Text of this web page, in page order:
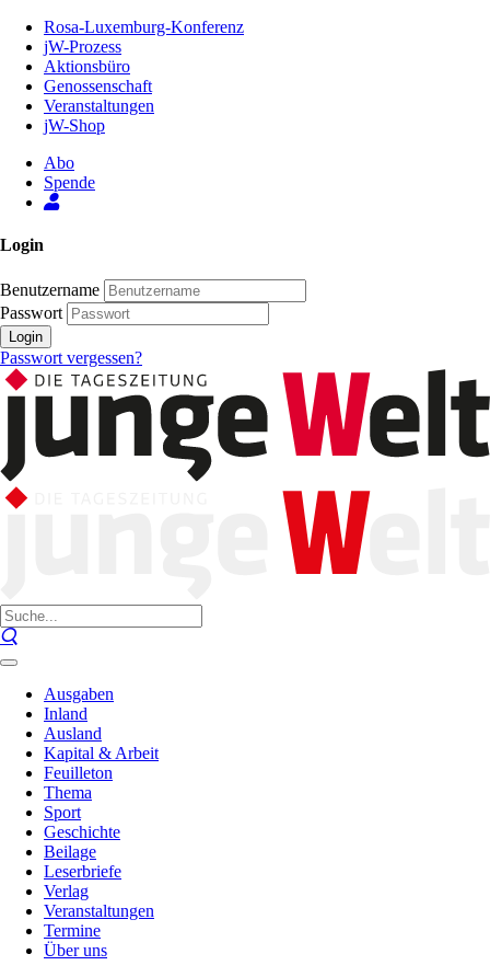
Inhalt
Seite
Rosa-Luxemburg-Konferenz
jW-Prozess
Aktionsbüro
Genossenschaft
Veranstaltungen
jW-Shop
Abo
Spende
Login
Benutzername
Passwort
Login
Passwort vergessen?
Ausgaben
Inland
Ausland
Kapital & Arbeit
Feuilleton
Thema
Sport
Geschichte
Beilage
Leserbriefe
Verlag
Veranstaltungen
Termine
Über uns